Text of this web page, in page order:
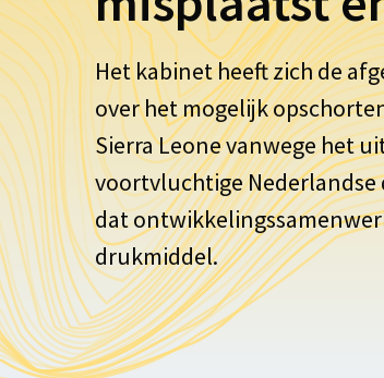
Het kabinet heeft zich de
over het mogelijk
Sierra Leone vanwege het
voortvluchtige
dat
drukmiddel.